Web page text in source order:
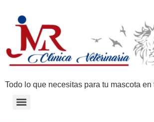
Todo lo que necesitas para tu mascota